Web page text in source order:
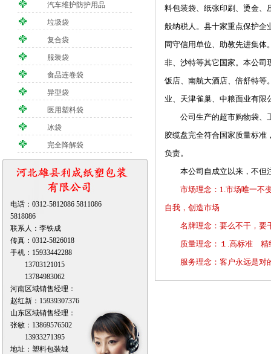
汽车维护防护用品
垃圾袋
复合袋
服装袋
食品连卷袋
异型袋
医用塑料袋
冰袋
完全降解袋
电话：0312-5812086 5811086
5818086
联系人：李铁成
传真：0312-5826018
手机：15933442288
13703121015
13784983062
河南区域销售经理：
赵红新：15939307376
山东区域销售经理：
张敏：13869576502
13933271395
地址：塑料包装城
料包装袋、纸张印刷、烫金、
般纳税人。县十家重点保护企
同守信用单位、助教先进集
非、沙特等其它国家。本公司
饭店、南航大酒店、倍舒特等
业、天津雀巢、中粮面业有限
公司生产的超市购物袋、卫
胶缆盘完全符合国家质量标准
负责。
本公司自成立以来，不但注
市场理念：1.市场唯一
自我，创造市场
名牌理念：要么不干，要
质量理念：１.高标准 精
服务理念：客户永远是对